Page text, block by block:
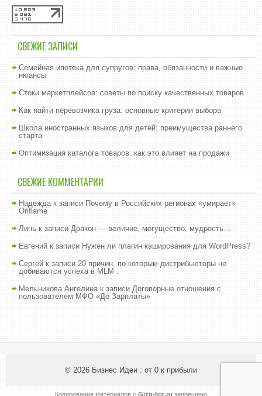
СВЕЖИЕ ЗАПИСИ
Семейная ипотека для супругов: права, обязанности и важные
нюансы
Стоки маркетплейсов: советы по поиску качественных товаров
Как найти перевозчика груза: основные критерии выбора
Школа иностранных языков для детей: преимущества раннего
старта
Оптимизация каталога товаров: как это влияет на продажи
СВЕЖИЕ КОММЕНТАРИИ
Надеждак записи Почему в Российских регионах «умирает»
Oriflame
Линь к записи Дракон — величие, могущество, мудрость…
Евгений к записи Нужен ли плагин кэширования для WordPress?
Сергей к записи 20 причин, по которым дистрибьюторы не
добиваются успеха в MLM .
Мельникова Ангелинак записи Договорные отношения с
пользователем МФО «До Зарплаты»
© 2026 Бизнес Идеи : от 0 к прибыли
Копирование материалов с Gizn-biz.ru запрещено